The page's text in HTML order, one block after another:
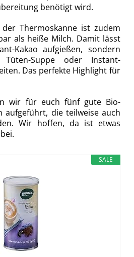
benötigt wird.
Thermoskanne ist zudem
als heiße Milch. Damit lässt
Kakao aufgießen, sondern
Suppe oder Instant-
Das perfekte Highlight für
wir für euch fünf gute Bio-
aufgeführt, die teilweise auch
Wir hoffen, da ist etwas
SALE